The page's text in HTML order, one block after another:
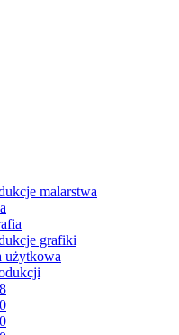
malarstwa
grafiki
użytkowa